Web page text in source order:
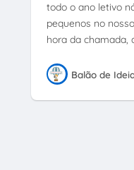
todo o ano letivo
pequenos no
hora da chamada,
Balão de